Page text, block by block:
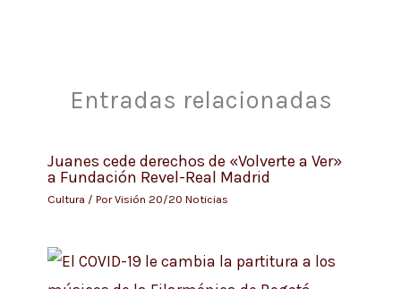
Entradas relacionadas
Juanes cede derechos de «Volverte a Ver»
a Fundación Revel-Real Madrid
Cultura / PorVisión 20/20 Noticias